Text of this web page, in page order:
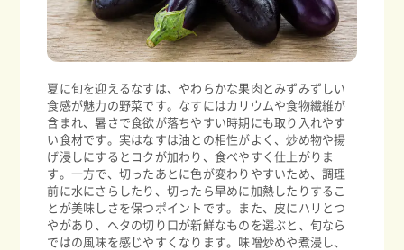
夏に旬を迎えるなすは、やわらかな果肉とみずみずしい
食感が魅力の野菜です。なすにはカリウムや食物繊維が
含まれ、暑さで食欲が落ちやすい時期にも取り入れやす
い食材です。実はなすは油との相性がよく、炒め物や揚
げ浸しにするとコクが加わり、食べやすく仕上がりま
す。一方で、切ったあとに色が変わりやすいため、調理
前に水にさらしたり、切ったら早めに加熱したりするこ
とが美味しさを保つポイントです。また、皮にハリとつ
やがあり、ヘタの切り口が新鮮なものを選ぶと、旬なら
ではの風味を感じやすくなります。味噌炒めや煮浸し、